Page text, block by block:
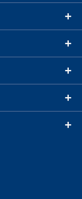
+
+
+
+
+